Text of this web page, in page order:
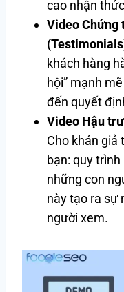
cao nhận
Video Chứng
khách hàng
hội” mạnh
đến quyết
Video Hậu
Cho khán giả
bạn: quy
những con
này tạo ra sự
người xem.